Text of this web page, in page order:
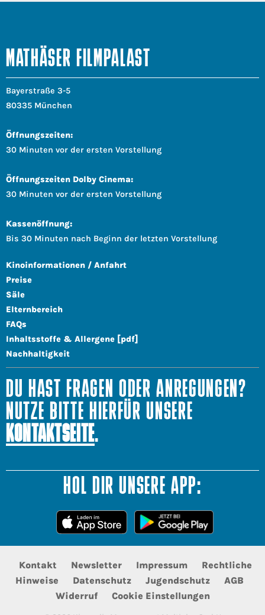
MATHÄSER FILMPALAST
Bayerstraße 3-5
80335 München
Öffnungszeiten:
30 Minuten vor der ersten Vorstellung
Öffnungszeiten Dolby Cinema:
30 Minuten vor der ersten Vorstellung
Kassenöffnung:
Bis 30 Minuten nach Beginn der letzten Vorstellung
Kinoinformationen / Anfahrt
Preise
Säle
Elternbereich
FAQs
Inhaltsstoffe & Allergene [pdf]
Nachhaltigkeit
DU HAST FRAGEN ODER ANREGUNGEN?
NUTZE BITTE HIERFÜR UNSERE
KONTAKTSEITE.
HOL DIR UNSERE APP:
Kontakt Newsletter Impressum
Rechtliche
Hinweise
Datenschutz Jugendschutz
AGB
Widerruf
Cookie Einstellungen